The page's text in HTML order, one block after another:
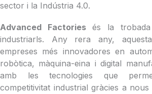
sector i la Indústria 4.0.
Advanced Factoriesés la trobada
industriarls. Any rera any,
empreses més innovadores en
robòtica, màquina-eina i digital
amb les tecnologies que
competitivitat industrial gràcies a